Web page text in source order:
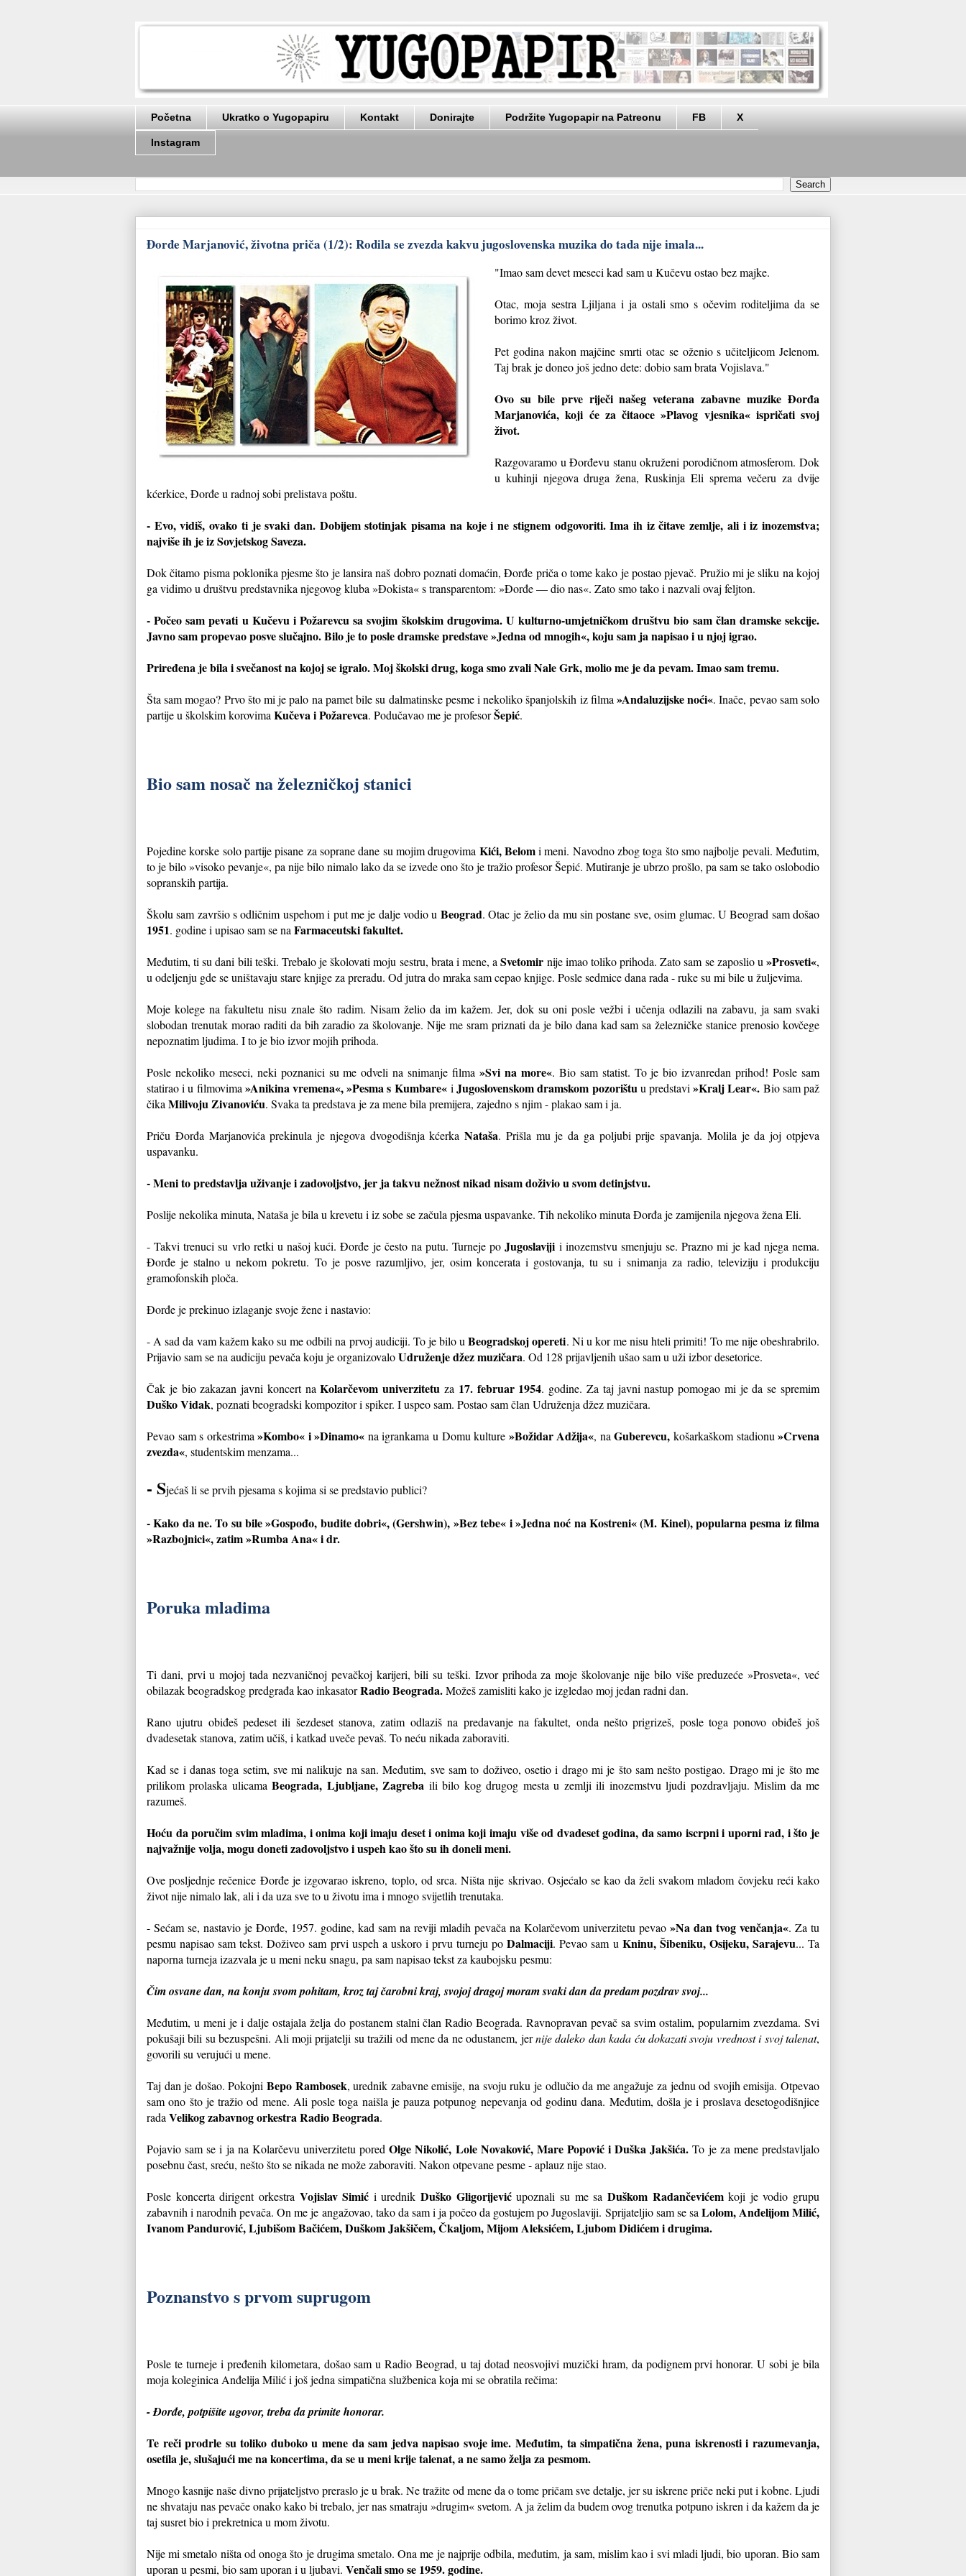
Početna Ukratko o Yugopapiru Kontakt Donirajte Podržite Yugopapir na Patreonu FB X
Instagram
Đorđe Marjanović, životna priča (1/2): Rodila se zvezda kakvu jugoslovenska muzika do tada nije imala...
"Imao sam devet meseci kad sam u Kučevu ostao bez majke.
Otac, moja sestra Ljiljana i ja ostali smo s očevim roditeljima da se
borimo kroz život.
Pet godina nakon majčine smrti otac se oženio s učiteljicom Jelenom.
Taj brak je doneo još jedno dete: dobio sam brata Vojislava."
Ovo su bile prve riječi našeg veterana zabavne muzike Đorđa
Marjanovića, koji će za čitaoce »Plavog vjesnika« ispričati svoj
život.
Razgovaramo u Đorđevu stanu okruženi porodičnom atmosferom. Dok
u kuhinji njegova druga žena, Ruskinja Eli sprema večeru za dvije
kćerkice, Đorđe u radnoj sobi prelistava poštu.
- Evo, vidiš, ovako ti je svaki dan. Dobijem stotinjak pisama na koje i ne stignem odgovoriti. Ima ih iz čitave zemlje, ali i iz inozemstva;
najviše ih je iz Sovjetskog Saveza.
Dok čitamo pisma poklonika pjesme što je lansira naš dobro poznati domaćin, Đorđe priča o tome kako je postao pjevač. Pružio mi je sliku na kojoj
ga vidimo u društvu predstavnika njegovog kluba »Đokista« s transparentom: »Đorđe — dio nas«. Zato smo tako i nazvali ovaj feljton.
- Počeo sam pevati u Kučevu i Požarevcu sa svojim školskim drugovima. U kulturno-umjetničkom društvu bio sam član dramske sekcije.
Javno sam propevao posve slučajno. Bilo je to posle dramske predstave »Jedna od mnogih«, koju sam ja napisao i u njoj igrao.
Priređena je bila i svečanost na kojoj se igralo. Moj školski drug, koga smo zvali Nale Grk, molio me je da pevam. Imao sam tremu.
Šta sam mogao? Prvo što mi je palo na pamet bile su dalmatinske pesme i nekoliko španjolskih iz filma »Andaluzijske noći«. Inače, pevao sam solo
partije u školskim korovima Kučeva i Požarevca. Podučavao me je profesorŠepić.
Bio sam nosač na železničkoj stanici
Pojedine korske solo partije pisane za soprane dane su mojim drugovima Kići, Belomi meni. Navodno zbog toga što smo najbolje pevali. Međutim,
to je bilo »visoko pevanje«, pa nije bilo nimalo lako da se izvede ono što je tražio profesor Šepić. Mutiranje je ubrzo prošlo, pa sam se tako oslobodio
sopranskih partija.
Školu sam završio s odličnim uspehom i put me je dalje vodio u Beograd. Otac je želio da mu sin postane sve, osim glumac. U Beograd sam došao
1951. godine i upisao sam se na Farmaceutski fakultet.
Međutim, ti su dani bili teški. Trebalo je školovati moju sestru, brata i mene, aSvetomir nije imao toliko prihoda. Zato sam se zaposlio u»Prosveti«,
u odeljenju gde se uništavaju stare knjige za preradu. Od jutra do mraka sam cepao knjige. Posle sedmice dana rada - ruke su mi bile u žuljevima.
Moje kolege na fakultetu nisu znale što radim. Nisam želio da im kažem. Jer, dok su oni posle vežbi i učenja odlazili na zabavu, ja sam svaki
slobodan trenutak morao raditi da bih zaradio za školovanje. Nije me sram priznati da je bilo dana kad sam sa železničke stanice prenosio kovčege
nepoznatim ljudima. I to je bio izvor mojih prihoda.
Posle nekoliko meseci, neki poznanici su me odveli na snimanje filma»Svi na more«. Bio sam statist. To je bio izvanredan prihod! Posle sam
statirao i u filmovima »Anikina vremena«, »Pesma s Kumbare« iJugoslovenskom dramskom pozorištu u predstavi»Kralj Lear«. Bio sam paž
čika Milivoju Zivanoviću. Svaka ta predstava je za mene bila premijera, zajedno s njim - plakao sam i ja.
Priču Đorđa Marjanovića prekinula je njegova dvogodišnja kćerkaNataša. Prišla mu je da ga poljubi prije spavanja. Molila je da joj otpjeva
uspavanku.
- Meni to predstavlja uživanje i zadovoljstvo, jer ja takvu nežnost nikad nisam doživio u svom detinjstvu.
Poslije nekolika minuta, Nataša je bila u krevetu i iz sobe se začula pjesma uspavanke. Tih nekoliko minuta Đorđa je zamijenila njegova žena Eli.
- Takvi trenuci su vrlo retki u našoj kući. Đorđe je često na putu. Turneje poJugoslaviji i inozemstvu smenjuju se. Prazno mi je kad njega nema.
Đorđe je stalno u nekom pokretu. To je posve razumljivo, jer, osim koncerata i gostovanja, tu su i snimanja za radio, televiziju i produkciju
gramofonskih ploča.
Đorđe je prekinuo izlaganje svoje žene i nastavio:
- A sad da vam kažem kako su me odbili na prvoj audiciji. To je bilo uBeogradskoj opereti. Ni u kor me nisu hteli primiti! To me nije obeshrabrilo.
Prijavio sam se na audiciju pevača koju je organizovaloUdruženje džez muzičara. Od 128 prijavljenih ušao sam u uži izbor desetorice.
Čak je bio zakazan javni koncert naKolarčevom univerzitetu za 17. februar 1954. godine. Za taj javni nastup pomogao mi je da se spremim
Duško Vidak, poznati beogradski kompozitor i spiker. I uspeo sam. Postao sam član Udruženja džez muzičara.
Pevao sam s orkestrima»Kombo« i »Dinamo« na igrankama u Domu kulture »Božidar Adžija«, naGuberevcu, košarkaškom stadionu »Crvena
zvezda«, studentskim menzama...
- Sjećaš li se prvih pjesama s kojima si se predstavio publici?
- Kako da ne. To su bile »Gospođo, budite dobri«, (Gershwin), »Bez tebe« i »Jedna noć na Kostreni« (M. Kinel), popularna pesma iz filma
»Razbojnici«, zatim »Rumba Ana« i dr.
Poruka mladima
Ti dani, prvi u mojoj tada nezvaničnoj pevačkoj karijeri, bili su teški. Izvor prihoda za moje školovanje nije bilo više preduzeće »Prosveta«, već
obilazak beogradskog predgrađa kao inkasatorRadio Beograda.Možeš zamisliti kako je izgledao moj jedan radni dan.
Rano ujutru obiđeš pedeset ili šezdeset stanova, zatim odlaziš na predavanje na fakultet, onda nešto prigrizeš, posle toga ponovo obiđeš još
dvadesetak stanova, zatim učiš, i katkad uveče pevaš. To neću nikada zaboraviti.
Kad se i danas toga setim, sve mi nalikuje na san. Međutim, sve sam to doživeo, osetio i drago mi je što sam nešto postigao. Drago mi je što me
prilikom prolaska ulicamaBeograda, Ljubljane, Zagreba ili bilo kog drugog mesta u zemlji ili inozemstvu ljudi pozdravljaju. Mislim da me
razumeš.
Hoću da poručim svim mladima, i onima koji imaju deset i onima koji imaju više od dvadeset godina, da samo iscrpni i uporni rad, i što je
najvažnije volja, mogu doneti zadovoljstvo i uspeh kao što su ih doneli meni.
Ove posljednje rečenice Đorđe je izgovarao iskreno, toplo, od srca. Ništa nije skrivao. Osjećalo se kao da želi svakom mladom čovjeku reći kako
život nije nimalo lak, ali i da uza sve to u životu ima i mnogo svijetlih trenutaka.
- Sećam se, nastavio je Đorđe, 1957. godine, kad sam na reviji mladih pevača na Kolarčevom univerzitetu pevao »Na dan tvog venčanja«. Za tu
pesmu napisao sam tekst. Doživeo sam prvi uspeh a uskoro i prvu turneju poDalmaciji. Pevao sam u Kninu, Šibeniku, Osijeku, Sarajevu... Ta
naporna turneja izazvala je u meni neku snagu, pa sam napisao tekst za kaubojsku pesmu:
Čim osvane dan, na konju svom pohitam, kroz taj čarobni kraj, svojoj dragoj moram svaki dan da predam pozdrav svoj...
Međutim, u meni je i dalje ostajala želja do postanem stalni član Radio Beograda. Ravnopravan pevač sa svim ostalim, popularnim zvezdama. Svi
pokušaji bili su bezuspešni. Ali moji prijatelji su tražili od mene da ne odustanem, jernije daleko dan kada ću dokazati svoju vrednost i svoj talenat,
govorili su verujući u mene.
Taj dan je došao. PokojniBepo Rambosek, urednik zabavne emisije, na svoju ruku je odlučio da me angažuje za jednu od svojih emisija. Otpevao
sam ono što je tražio od mene. Ali posle toga naišla je pauza potpunog nepevanja od godinu dana. Međutim, došla je i proslava desetogodišnjice
rada Velikog zabavnog orkestra Radio Beograda.
Pojavio sam se i ja na Kolarčevu univerzitetu poredOlge Nikolić, Lole Novaković, Mare Popović i Duška Jakšića. To je za mene predstavljalo
posebnu čast, sreću, nešto što se nikada ne može zaboraviti. Nakon otpevane pesme - aplauz nije stao.
Posle koncerta dirigent orkestra Vojislav Simić i urednikDuško Gligorijevićupoznali su me sa Duškom Radančevićemkoji je vodio grupu
zabavnih i narodnih pevača. On me je angažovao, tako da sam i ja počeo da gostujem po Jugoslaviji. Sprijateljio sam se sa Lolom, Anđelijom Milić,
Ivanom Pandurović, Ljubišom Bačićem, Duškom Jakšičem, Čkaljom, Mijom Aleksićem, Ljubom Didićem i drugima.
Poznanstvo s prvom suprugom
Posle te turneje i pređenih kilometara, došao sam u Radio Beograd, u taj dotad neosvojivi muzički hram, da podignem prvi honorar. U sobi je bila
moja koleginica Anđelija Milić i još jedna simpatična službenica koja mi se obratila rečima:
- Đorđe, potpišite ugovor, treba da primite honorar.
Te reči prodrle su toliko duboko u mene da sam jedva napisao svoje ime. Međutim, ta simpatična žena, puna iskrenosti i razumevanja,
osetila je, slušajući me na koncertima, da se u meni krije talenat, a ne samo želja za pesmom.
Mnogo kasnije naše divno prijateljstvo preraslo je u brak. Ne tražite od mene da o tome pričam sve detalje, jer su iskrene priče neki put i kobne. Ljudi
ne shvataju nas pevače onako kako bi trebalo, jer nas smatraju »drugim« svetom. A ja želim da budem ovog trenutka potpuno iskren i da kažem da je
taj susret bio i prekretnica u mom životu.
Nije mi smetalo ništa od onoga što je drugima smetalo. Ona me je najprije odbila, međutim, ja sam, mislim kao i svi mladi ljudi, bio uporan. Bio sam
uporan u pesmi, bio sam uporan i u ljubavi. Venčali smo se 1959. godine.